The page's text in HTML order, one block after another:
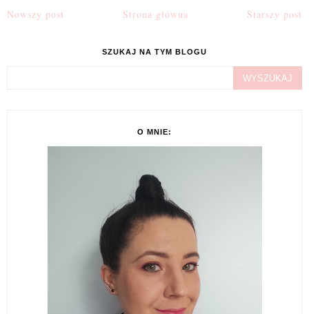
Nowszy post Starszy post
Strona główna
SZUKAJ NA TYM BLOGU
O MNIE: